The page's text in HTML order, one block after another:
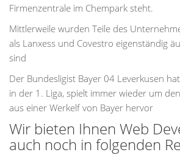
Firmenzentrale im Chempark steht.
Mittlerweile wurden Teile des
als Lanxess und Covestro eigenständig
sind
Der Bundesligist Bayer 04 Leverkusen
in der 1. Liga, spielt immer wieder um
aus einer Werkelf von Bayer hervor
Wir bieten Ihnen Web
auch noch in folgenden